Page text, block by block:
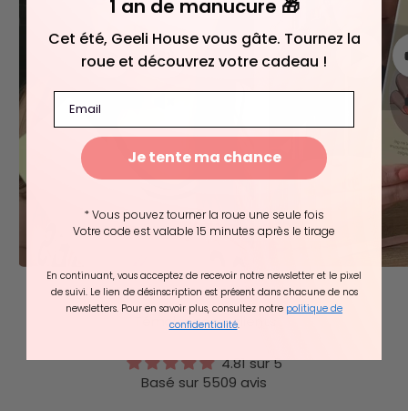
Témoignagesclients
4.81 sur 5
Basé sur 5509 avis
1 an de manucure 🎁
Cet été, Geeli House vous gâte. Tournez la
roue et découvrez votre cadeau !
Je tente ma chance
* Vous pouvez tourner la roue une seule fois
Votre code est valable 15 minutes après le tirage
En continuant, vous acceptez de recevoir notre newsletter et le pixel
de suivi. Le lien de désinscription est présent dans chacune de nos
newsletters. Pour en savoir plus, consultez notre politique de
confidentialité.